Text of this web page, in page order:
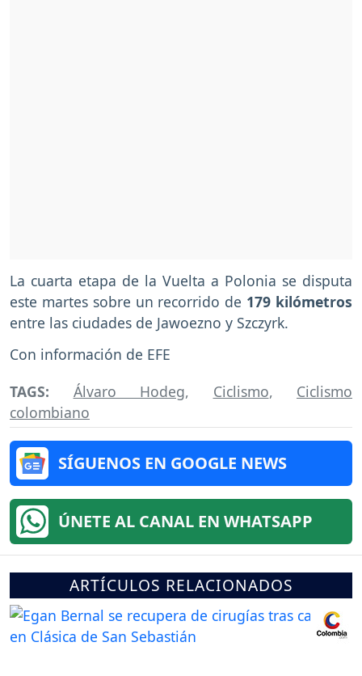
La cuarta etapa de la Vuelta a Polonia se disputa
este martes sobre un recorrido de 179 kilómetros
entre las ciudades de Jawoezno y Szczyrk.
Con información de EFE
TAGS: Álvaro Hodeg, Ciclismo, Ciclismo
colombiano
SÍGUENOS EN GOOGLE NEWS
ÚNETE AL CANAL EN WHATSAPP
ARTÍCULOS RELACIONADOS